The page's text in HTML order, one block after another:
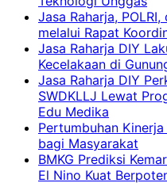
Jasa Raharja,
melalui Rapat
Jasa Raharja DIY
Kecelakaan di
Jasa Raharja DIY
SWDKLLJ Lewat
Edu Medika
Pertumbuhan
bagi Masyarakat
BMKG Prediksi
El Nino Kuat